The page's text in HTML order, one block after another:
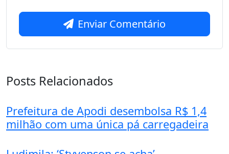
Enviar Comentário
Posts Relacionados
Prefeitura de Apodi desembolsa R$ 1,4
milhão com uma única pá carregadeira